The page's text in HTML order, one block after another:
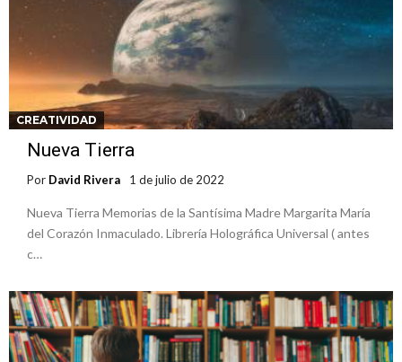
CREATIVIDAD
Nueva Tierra
Por David Rivera 1 de julio de 2022
Nueva Tierra Memorias de la Santísima Madre Margarita María
del Corazón Inmaculado. Librería Holográfica Universal ( antes
c…